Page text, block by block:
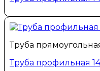
Труба
Труба профильная